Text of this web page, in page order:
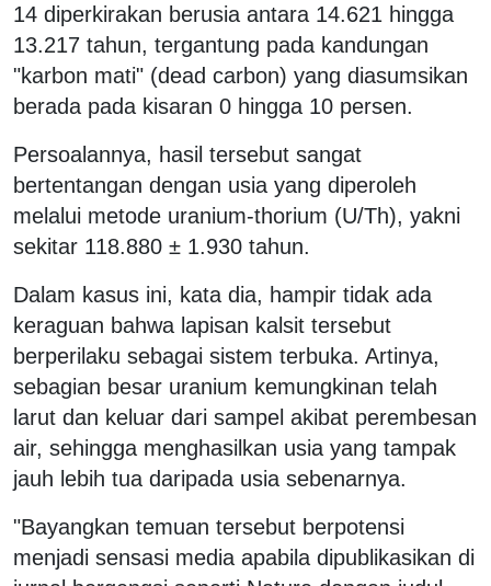
14 diperkirakan berusia antara 14.621 hingga
13.217 tahun, tergantung pada kandungan
"karbon mati" (dead carbon) yang diasumsikan
berada pada kisaran 0 hingga 10 persen.
Persoalannya, hasil tersebut sangat
bertentangan dengan usia yang diperoleh
melalui metode uranium-thorium (U/Th), yakni
sekitar 118.880 ± 1.930 tahun.
Dalam kasus ini, kata dia, hampir tidak ada
keraguan bahwa lapisan kalsit tersebut
berperilaku sebagai sistem terbuka. Artinya,
sebagian besar uranium kemungkinan telah
larut dan keluar dari sampel akibat perembesan
air, sehingga menghasilkan usia yang tampak
jauh lebih tua daripada usia sebenarnya.
"Bayangkan temuan tersebut berpotensi
menjadi sensasi media apabila dipublikasikan di